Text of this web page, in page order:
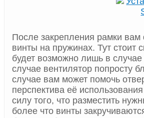
После закрепления рамки вам
винты на пружинах. Тут стоит
будет возможно лишь в
случае вентилятор попросту
случае вам может помочь
перспектива её
силу того, что разместить
более что винты